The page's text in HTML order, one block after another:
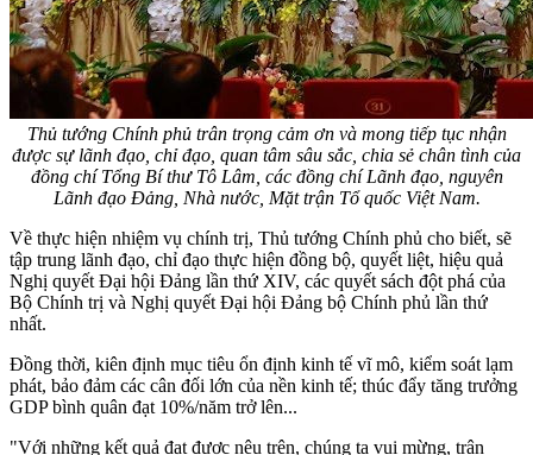
Thủ tướng Chính phủ trân trọng cảm ơn và mong tiếp tục nhận
được sự lãnh đạo, chỉ đạo, quan tâm sâu sắc, chia sẻ chân tình của
đồng chí Tổng Bí thư Tô Lâm, các đồng chí Lãnh đạo, nguyên
Lãnh đạo Đảng, Nhà nước, Mặt trận Tổ quốc Việt Nam.
Về thực hiện nhiệm vụ chính trị, Thủ tướng Chính phủ cho biết, sẽ
tập trung lãnh đạo, chỉ đạo thực hiện đồng bộ, quyết liệt, hiệu quả
Nghị quyết Đại hội Đảng lần thứ XIV, các quyết sách đột phá của
Bộ Chính trị và Nghị quyết Đại hội Đảng bộ Chính phủ lần thứ
nhất.
Đồng thời, kiên định mục tiêu ổn định kinh tế vĩ mô, kiểm soát lạm
phát, bảo đảm các cân đối lớn của nền kinh tế; thúc đẩy tăng trưởng
GDP bình quân đạt 10%/năm trở lên...
"Với những kết quả đạt được nêu trên, chúng ta vui mừng, trân